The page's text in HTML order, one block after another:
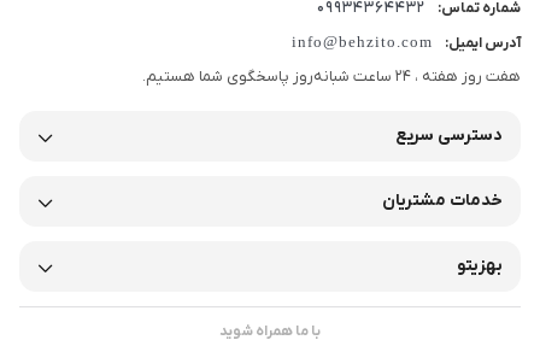
شماره تماس: 09934364432
آدرس ایمیل: info@behzito.com
هفت روز هفته ، 24 ساعت شبانه‌روز پاسخگوی شما هستیم.
دسترسی سریع
خدمات مشتریان
بهزیتو
با ما همراه شوید